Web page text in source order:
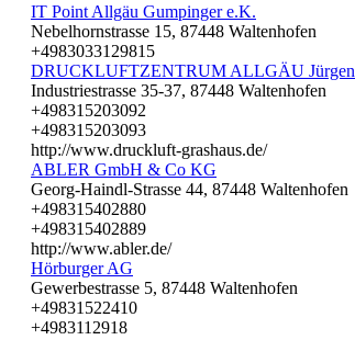
IT Point Allgäu Gumpinger e.K.
Nebelhornstrasse 15, 87448 Waltenhofen
+4983033129815
DRUCKLUFTZENTRUM ALLGÄU Jürgen
Industriestrasse 35-37, 87448 Waltenhofen
+498315203092
+498315203093
http://www.druckluft-grashaus.de/
ABLER GmbH & Co KG
Georg-Haindl-Strasse 44, 87448 Waltenhofen
+498315402880
+498315402889
http://www.abler.de/
Hörburger AG
Gewerbestrasse 5, 87448 Waltenhofen
+49831522410
+4983112918